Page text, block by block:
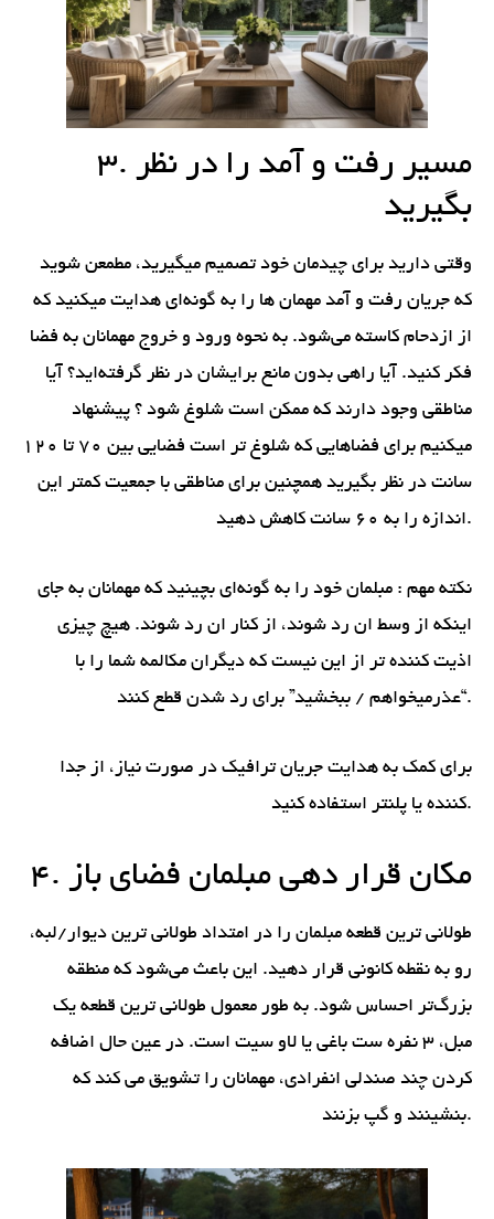
3. مسیر رفت و آمد را در نظر
بگیرید
وقتی دارید برای چیدمان خود تصمیم میگیرید، مطمعن شوید
که جریان رفت و آمد مهمان ها را به گونه‌ای هدایت میکنید که
از ازدحام کاسته می‌شود. به نحوه ورود و خروج مهمانان به فضا
فکر کنید. آیا راهی بدون مانع برایشان در نظر گرفته‌اید؟ آیا
مناطقی وجود دارند که ممکن است شلوغ شود ؟ پیشنهاد
میکنیم برای فضاهایی که شلوغ تر است فضایی بین 70 تا 120
سانت در نظر بگیرید همچنین برای مناطقی با جمعیت کمتر این
اندازه را به 60 سانت کاهش دهید.
نکته مهم : مبلمان خود را به گونه‌ای بچینید که مهمانان به جای
اینکه از وسط ان رد شوند، از کنار ان رد شوند. هیچ چیزی
اذیت کننده تر از این نیست که دیگران مکالمه شما را با
“عذرمیخواهم / ببخشید” برای رد شدن قطع کنند.
برای کمک به هدایت جریان ترافیک در صورت نیاز، از جدا
کننده یا پلنتر استفاده کنید.
4. مکان قرار دهی مبلمان فضای باز
طولانی ترین قطعه مبلمان را در امتداد طولانی ترین دیوار/لبه،
رو به نقطه کانونی قرار دهید. این باعث می‌شود که منطقه
بزرگ‌تر احساس شود. به طور معمول طولانی ترین قطعه یک
مبل، 3 نفره ست باغی یا لاو سیت است. در عین حال اضافه
کردن چند صندلی انفرادی، مهمانان را تشویق می کند که
بنشینند و گپ بزنند.